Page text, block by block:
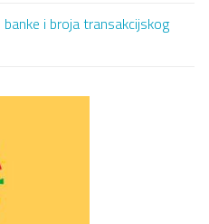
i broja transakcijskog